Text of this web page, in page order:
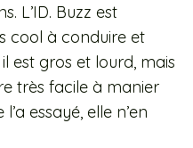
L’ID. Buzz est
cool à conduire et
est gros et lourd, mais
très facile à manier
essayé, elle n’en